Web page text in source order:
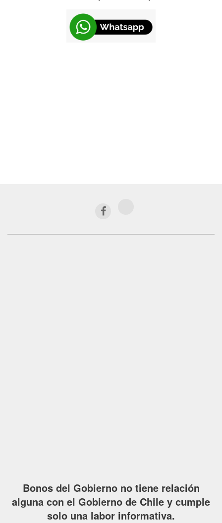
Bonos del Gobierno no tiene relación
alguna con el Gobierno de Chile y cumple
solo una labor informativa.